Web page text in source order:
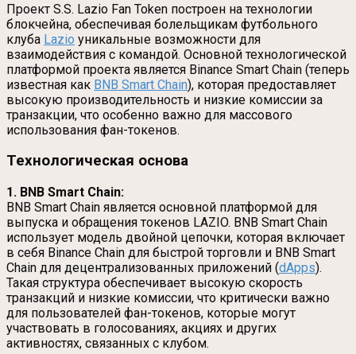
Проект S.S. Lazio Fan Token построен на технологии
блокчейна, обеспечивая болельщикам футбольного
клуба Lazio уникальные возможности для
взаимодействия с командой. Основной технологической
платформой проекта является Binance Smart Chain (теперь
известная как BNB Smart Chain), которая предоставляет
высокую производительность и низкие комиссии за
транзакции, что особенно важно для массового
использования фан-токенов.
Технологическая основа
1. BNB Smart Chain:
BNB Smart Chain является основной платформой для
выпуска и обращения токенов LAZIO. BNB Smart Chain
использует модель двойной цепочки, которая включает
в себя Binance Chain для быстрой торговли и BNB Smart
Chain для децентрализованных приложений (dApps).
Такая структура обеспечивает высокую скорость
транзакций и низкие комиссии, что критически важно
для пользователей фан-токенов, которые могут
участвовать в голосованиях, акциях и других
активностях, связанных с клубом.